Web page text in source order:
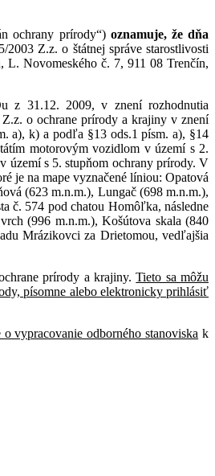
ochrany prírody“) oznamuje, že dňa
Z.z. o štátnej správe starostlivosti
L. Novomeského č. 7, 911 08 Trenčín,
z 31.12. 2009, v znení rozhodnutia
o ochrane prírody a krajiny v znení
a), k) a podľa §13 ods.1 písm. a), §14
motorovým vozidlom v území s 2.
území s 5. stupňom ochrany prírody. V
je na mape vyznačené líniou: Opatová
(623 m.n.m.), Lungač (698 m.n.m.),
č. 574 pod chatou Homôľka, následne
(996 m.n.m.), Košútova skala (840
Mrázikovci za Drietomou, vedľajšia
prírody a krajiny.Tieto sa môžu
písomne alebo elektronicky prihlásiť
vypracovanie odborného stanoviska k